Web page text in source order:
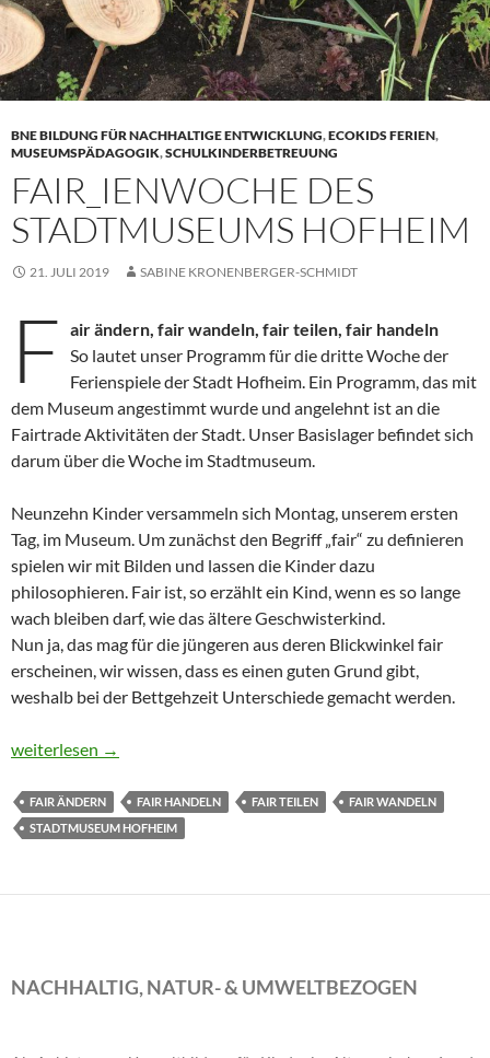
BNE BILDUNG FÜR NACHHALTIGE ENTWICKLUNG,ECOKIDS FERIEN,
MUSEUMSPÄDAGOGIK,SCHULKINDERBETREUUNG
FAIR_IENWOCHE DES
STADTMUSEUMS HOFHEIM
21. JULI 2019 SABINE KRONENBERGER-SCHMIDT
F air ändern, fair wandeln, fair teilen, fair handeln
So lautet unser Programm für die dritte Woche der
Ferienspiele der Stadt Hofheim. Ein Programm, das mit
dem Museum angestimmt wurde und angelehnt ist an die
Fairtrade Aktivitäten der Stadt. Unser Basislager befindet sich
darum über die Woche im Stadtmuseum.
Neunzehn Kinder versammeln sich Montag, unserem ersten
Tag, im Museum. Um zunächst den Begriff „fair“ zu definieren
spielen wir mit Bilden und lassen die Kinder dazu
philosophieren. Fair ist, so erzählt ein Kind, wenn es so lange
wach bleiben darf, wie das ältere Geschwisterkind.
Nun ja, das mag für die jüngeren aus deren Blickwinkel fair
erscheinen, wir wissen, dass es einen guten Grund gibt,
weshalb bei der Bettgehzeit Unterschiede gemacht werden.
Fair_ienwoche des Stadtmuseums Hofheim
weiterlesen →
FAIR ÄNDERN FAIR HANDELN FAIR TEILEN
FAIR WANDELN
STADTMUSEUM HOFHEIM
NACHHALTIG, NATUR- & UMWELTBEZOGEN